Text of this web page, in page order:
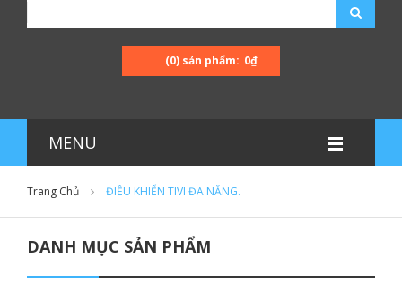
(0) sản phẩm: 0₫
MENU
Trang Chủ ĐIỀU KHIỂN TIVI ĐA NĂNG.
DANH MỤC SẢN PHẨM